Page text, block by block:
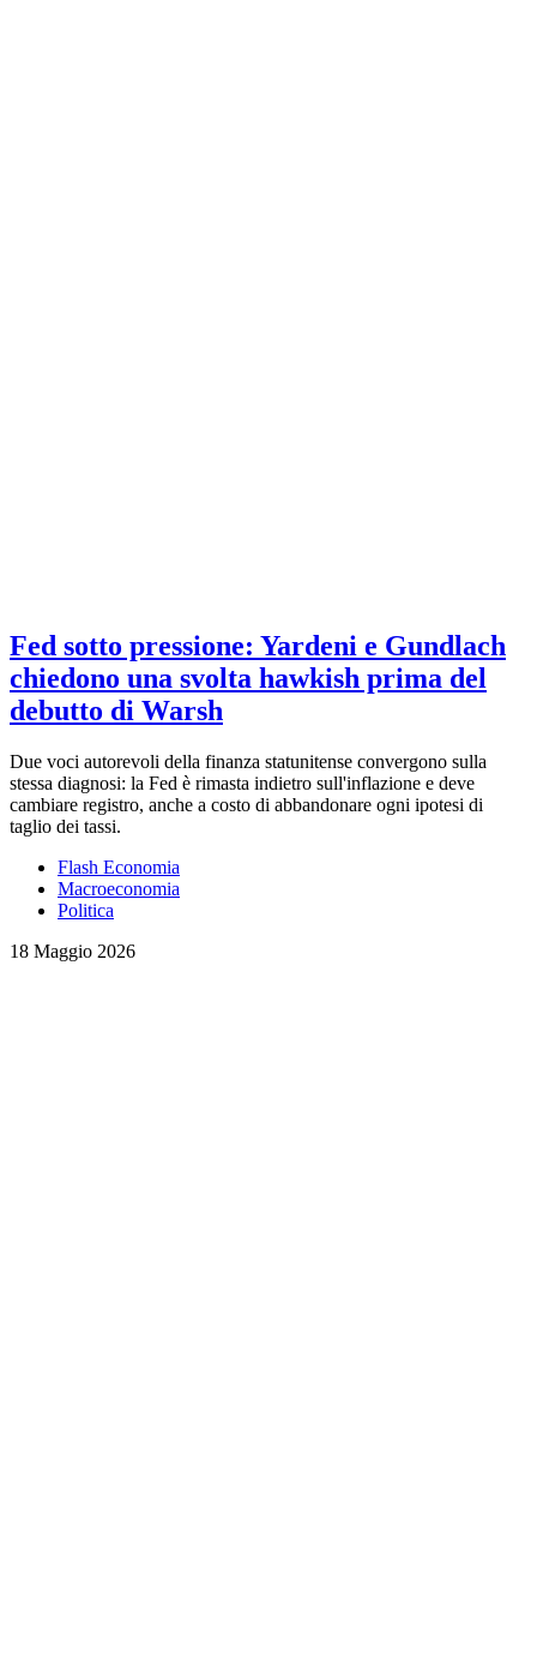
Fed sotto pressione: Yardeni e Gundlach
chiedono una svolta hawkish prima del
debutto di Warsh
Due voci autorevoli della finanza statunitense convergono sulla
stessa diagnosi: la Fed è rimasta indietro sull'inflazione e deve
cambiare registro, anche a costo di abbandonare ogni ipotesi di
taglio dei tassi.
Flash Economia
Macroeconomia
Politica
18 Maggio 2026